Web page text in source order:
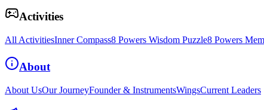
Activities
All ActivitiesInner Compass8 Powers Wisdom Puzzle8 Powers
About
About UsOur JourneyFounder & InstrumentsWingsCurrent Leaders